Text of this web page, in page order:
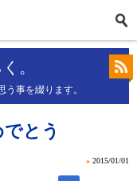
。
事を綴ります。
とう
» 2015/01/01